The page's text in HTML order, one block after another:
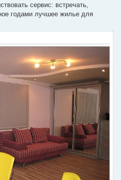
сервис: встречать,
годами лучшее жилье для